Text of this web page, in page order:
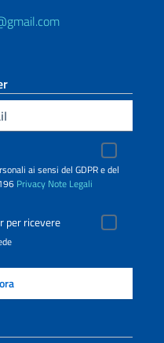
ai sensi del GDPR e del
Privacy Note Legali
per ricevere